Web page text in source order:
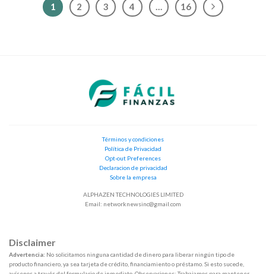
1 2 3 4 16
Términos y condiciones
Política de Privacidad
Opt-out Preferences
Declaracion de privacidad
Sobre la empresa
ALPHAZEN TECHNOLOGIES LIMITED
Email: networknewsinc@gmail.com
Disclaimer
Advertencia: No solicitamos ninguna cantidad de dinero para liberar ningún tipo de
producto financiero, ya sea tarjeta de crédito, financiamiento o préstamo. Si esto sucede,